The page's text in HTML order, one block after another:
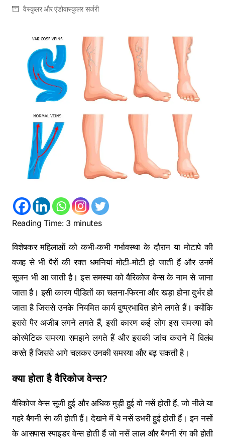
वैस्कुलर और एंडोवास्कुलर सर्जरी
Reading Time: 3 minutes
विशेषकर महिलाओं को कभी-कभी गर्भावस्था के दौरान या मोटापे की
वजह से भी पैरों की रक्त धमनियां मोटी-मोटी हो जाती हैं और उनमें
सूजन भी आ जाती है। इस समस्या को वैरिकोज वेन्स के नाम से जाना
जाता है। इसी कारण पीडि़तों का चलना-फिरना और खड़ा होना दुर्भर हो
जाता है जिससे उनके नियमित कार्य दुष्प्रभावित होने लगते हैं। क्योंकि
इससे पैर अजीब लगने लगते हैं, इसी कारण कई लोग इस समस्या को
कोस्मेटिक समस्या समझने लगते हैं और इसकी जांच कराने में विलंब
करते हैं जिससे आगे चलकर उनकी समस्या और बढ़ सकती है।
क्या होता है वैरिकोज वेन्स?
वैरिकोज वेन्स सूजी हुई और अधिक मुड़ी हुई वो नसें होती हैं, जो नीले या
गहरे बैगनी रंग की होती हैं। देखने में ये नसें उभरी हुई होती हैं। इन नसों
के आसपास स्पाइडर वेन्स होती हैं जो नसें लाल और बैगनी रंग की होती